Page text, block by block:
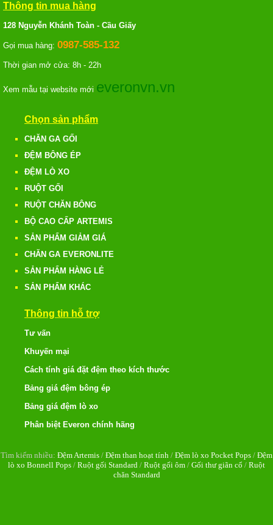
Thông tin mua hàng
128 Nguyễn Khánh Toàn - Cầu Giấy
Gọi mua hàng: 0987-585-132
Thời gian mở cửa: 8h - 22h
Xem mẫu tại website mới everonvn.vn
Chọn sản phẩm
CHĂN GA GỐI
ĐỆM BÔNG ÉP
ĐỆM LÒ XO
RUỘT GỐI
RUỘT CHĂN BÔNG
BỘ CAO CẤP ARTEMIS
SẢN PHẨM GIẢM GIÁ
CHĂN GA EVERONLITE
SẢN PHẨM HÀNG LẺ
SẢN PHẨM KHÁC
Thông tin hỗ trợ
Tư vấn
Khuyến mại
Cách tính giá đặt đệm theo kích thước
Bảng giá đệm bông ép
Bảng giá đệm lò xo
Phân biệt Everon chính hãng
Tìm kiếm nhiều: Đệm Artemis / Đệm than hoạt tính / Đệm lò xo Pocket Pops / Đệm
lò xo Bonnell Pops / Ruột gối Standard / Ruột gối ôm / Gối thư giãn cổ / Ruột
chăn Standard